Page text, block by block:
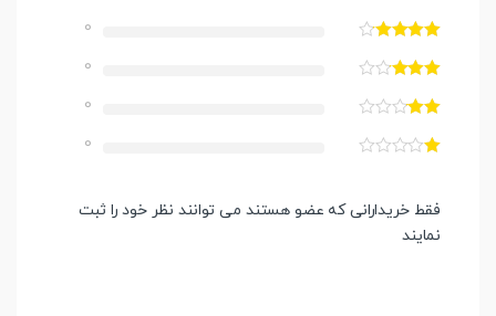
0
0
0
0
فقط خریدارانی که عضو هستند می توانند نظر خود را ثبت
نمایند